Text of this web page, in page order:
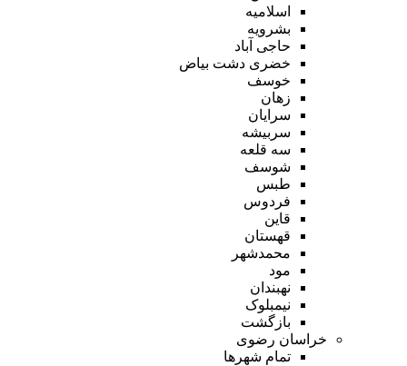
اسلامیه
بشرویه
حاجی آباد
خضری دشت بیاض
خوسف
زهان
سرایان
سربیشه
سه قلعه
شوسف
طبس
فردوس
قاین
قهستان
محمدشهر
مود
نهبندان
نیمبلوک
بازگشت
خراسان رضوی
تمام شهر‌ها